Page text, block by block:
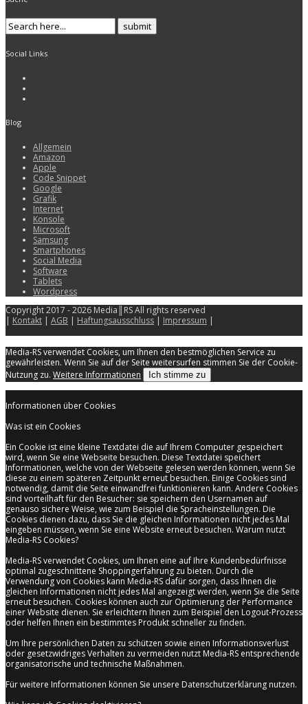
Social Links
Blog
Allgemein
Amazon
Apple
Code Snippet
Google
Grafik
Internet
Konsole
Microsoft
Samsung
Smartphones
Social Media
Software
Tablets
Wordpress
Copyright 2017 - 2026 Media║RS All rights reserved
| Kontakt | AGB | Haftungsausschluss | Impressum |
Media-RS verwendet Cookies, um Ihnen den bestmöglichen Service zu
gewährleisten. Wenn Sie auf der Seite weitersurfen stimmen Sie der Cookie-
Nutzung zu. Weitere Informationen Ich stimme zu
Informationen über Cookies
Was ist ein Cookies
Ein Cookie ist eine kleine Textdatei die auf Ihrem Computer gespeichert
wird, wenn Sie eine Webseite besuchen. Diese Textdatei speichert
Informationen, welche von der Webseite gelesen werden können, wenn Sie
diese zu einem späteren Zeitpunkt erneut besuchen. Einige Cookies sind
notwendig, damit die Seite einwandfrei funktionieren kann. Andere Cookies
sind vorteilhaft für den Besucher: sie speichern den Usernamen auf
genauso sichere Weise, wie zum Beispiel die Spracheinstellungen. Die
Cookies dienen dazu, dass Sie die gleichen Informationen nicht jedes Mal
eingeben müssen, wenn Sie eine Website erneut besuchen. Warum nutzt
Media-RS Cookies?
Media-RS verwendet Cookies, um Ihnen eine auf Ihre Kundenbedürfnisse
optimal zugeschnittene Shoppingerfahrung zu bieten. Durch die
Verwendung von Cookies kann Media-RS dafür sorgen, dass Ihnen die
gleichen Informationen nicht jedes Mal angezeigt werden, wenn Sie die Seite
erneut besuchen. Cookies können auch zur Optimierung der Performance
einer Website dienen. Sie erleichtern Ihnen zum Beispiel den Logout-Prozess
oder helfen Ihnen ein bestimmtes Produkt schneller zu finden.
Um Ihre persönlichen Daten zu schützen sowie einen Informationsverlust
oder gesetzwidriges Verhalten zu vermeiden nutzt Media-RS entsprechende
organisatorische und technische Maßnahmen.
Für weitere Informationen können Sie unsere Datenschutzerklärung nutzen.